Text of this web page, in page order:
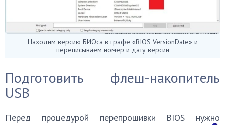
Находим версию БИОса в графе «BIOS VersionDate» и
переписываем номер и дату версии
Подготовить флеш-накопитель
USB
Перед процедурой перепрошивки BIOS нужно